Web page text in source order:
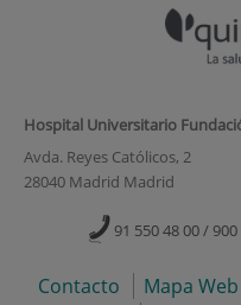
Hospital Universitario
Avda. Reyes Católicos, 2
28040 Madrid Madrid
91 550 48 00 /
Contacto Mapa Web